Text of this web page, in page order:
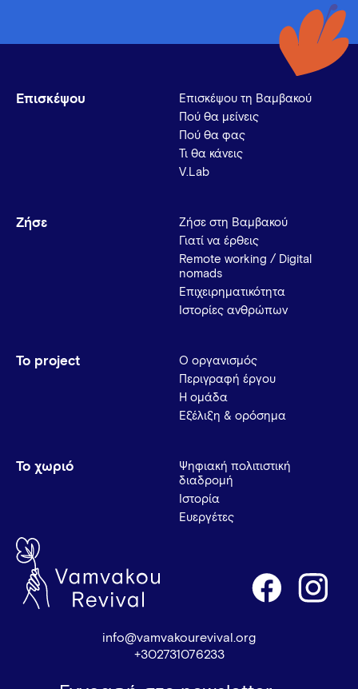
Επισκέψου
Επισκέψου τη Βαμβακού
Πού θα μείνεις
Πού θα φας
Τι θα κάνεις
V.Lab
Ζήσε
Ζήσε στη Βαμβακού
Γιατί να έρθεις
Remote working / Digital
nomads
Επιχειρηματικότητα
Ιστορίες ανθρώπων
Το project
Ο οργανισμός
Περιγραφή έργου
Η ομάδα
Εξέλιξη & ορόσημα
Το χωριό
Ψηφιακή πολιτιστική
διαδρομή
Ιστορία
Ευεργέτες
info@vamvakourevival.org
+302731076233